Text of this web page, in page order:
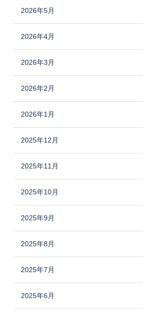
2026年5月
2026年4月
2026年3月
2026年2月
2026年1月
2025年12月
2025年11月
2025年10月
2025年9月
2025年8月
2025年7月
2025年6月